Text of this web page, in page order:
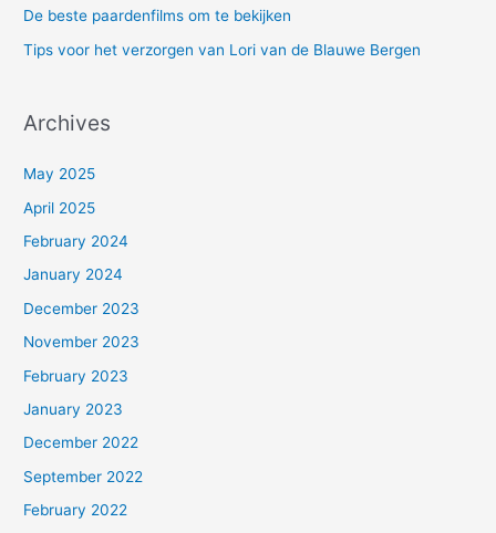
:De beste paardenfilms om te bekijken
Tips voor het verzorgen van Lori van de Blauwe Bergen
Archives
May 2025
April 2025
February 2024
January 2024
December 2023
November 2023
February 2023
January 2023
December 2022
September 2022
February 2022